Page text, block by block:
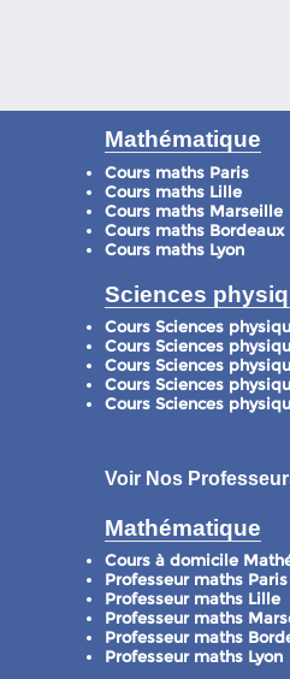
Mathématique
Cours maths Paris
Cours maths Lille
Cours maths Marseille
Cours maths Bordeaux
Cours maths Lyon
Sciences
Cours Sciences
Cours Sciences
Cours Sciences
Cours Sciences
Cours Sciences
Voir Nos
Mathématique
Cours à domicile
Professeur maths Paris
Professeur maths Lille
Professeur maths
Professeur maths
Professeur maths Lyon